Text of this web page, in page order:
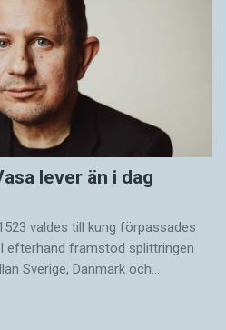
lever än i dag
­valdes till kung förpassades
efterhand framstod splittringen
Sverige, Danmark och…